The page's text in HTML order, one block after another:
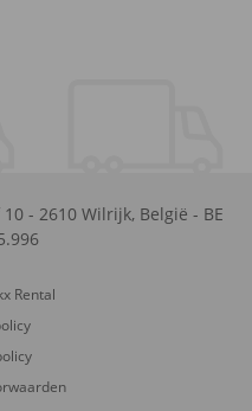
- 2610 Wilrijk, België - BE
Rental